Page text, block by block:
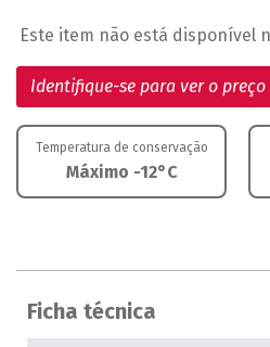
Este item não está disponível
Identifique-se para ver o preço
Temperatura de conservação
Máximo -12°C
Ficha técnica